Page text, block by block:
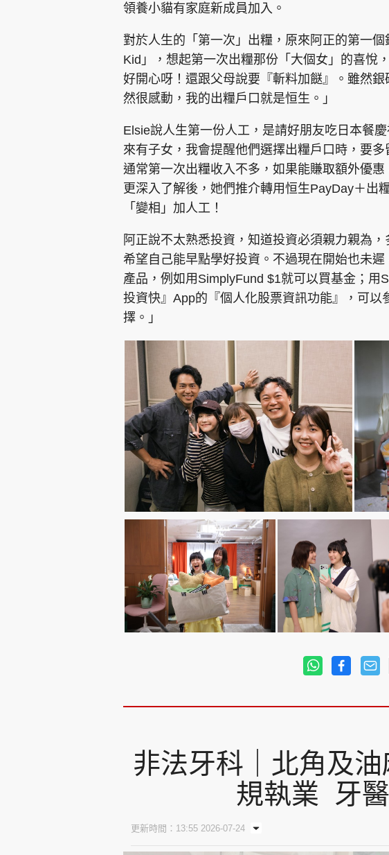
領養小貓有家庭新成員加入。
對於人生的「第一次」出糧，原來阿正的第一
Kid」，想起第一次出糧那份「大個女」的喜悅
好開心呀！還跟父母說要『斬料加餸』。雖然
然很感動，我的出糧戶口就是恒生。」
Elsie說人生第一份人工，是請好朋友吃日本餐
來有子女，我會提醒他們選擇出糧戶口時，要
通常第一次出糧收入不多，如果能賺取額外優
更深入了解後，她們推介轉用恒生PayDay＋出
「變相」加人工！
阿正說不太熟悉投資，知道投資必須親力親為
希望自己能早點學好投資。不過現在開始也未
產品，例如用SimplyFund $1就可以買基金；用
投資快』App的『個人化股票資訊功能』，可以
擇。」
非法牙科｜北角及
規執業 牙
更新時間：13:55 2026-07-24